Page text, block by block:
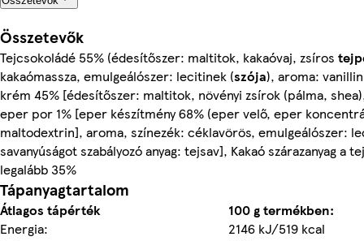
Összetevők
Tejcsokoládé 55% (édesítőszer: maltitok, kakaóvaj, zsíros
kakaómassza, emulgeálószer: lecitinek (szója), aroma:
krém 45% [édesítőszer: maltitok, növényi zsírok (pálma,
eper por 1% [eper készítmény 68% (eper velő, eper
maltodextrin], aroma, színezék: céklavörös, emulgeálószer:
savanyúságot szabályozó anyag: tejsav], Kakaó szárazanyag a
legalább 35%
Tápanyagtartalom
Átlagos tápérték
100 g termékben:
Energia:
2146 kJ/519 kcal